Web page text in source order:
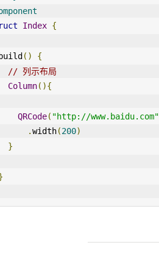
Index {
build
()
{
// 列示布局
Column(){
QRCode( "http://www.baidu.com"
.width(200)
}